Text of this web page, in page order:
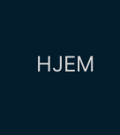
HJEM